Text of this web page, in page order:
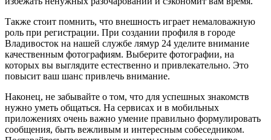
Также стоит помнить, что внешность играет немаловажную
роль при регистрации. При создании профиля в городе
Владивосток на нашей службе лямур 24 уделите внимание
качественным фотографиям. Выберите фотографии, на
которых вы выглядите естественно и привлекательно. Это
повысит ваш шанс привлечь внимание.
Наконец, не забывайте о том, что для успешных знакомств
нужно уметь общаться. На сервисах и в мобильных
приложениях очень важно умение правильно формулировать
сообщения, быть вежливым и интересным собеседником.